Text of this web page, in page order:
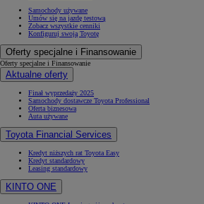
Samochody używane
Umów się na jazdę testową
Zobacz wszystkie cenniki
Konfiguruj swoją Toyotę
Oferty specjalne i Finansowanie
Oferty specjalne i Finansowanie
Aktualne oferty
Finał wyprzedaży 2025
Samochody dostawcze Toyota Professional
Oferta biznesowa
Auta używane
Toyota Financial Services
Kredyt niższych rat Toyota Easy
Kredyt standardowy
Leasing standardowy
KINTO ONE